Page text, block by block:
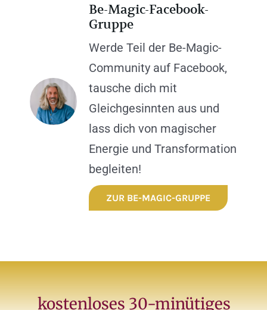
Be-Magic-Facebook-
Gruppe
Werde Teil der Be-Magic-
Community auf Facebook,
tausche dich mit
Gleichgesinnten aus und
lass dich von magischer
Energie und Transformation
begleiten!
ZUR BE-MAGIC-GRUPPE
kostenloses 30-minütiges